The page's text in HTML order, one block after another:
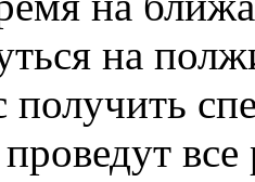
на
получить
проведут